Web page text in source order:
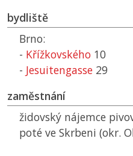
bydliště
Brno:
- Křížkovského 10
- Jesuitengasse 29
zaměstnání
židovský nájemce
poté ve Skrbeni (okr.